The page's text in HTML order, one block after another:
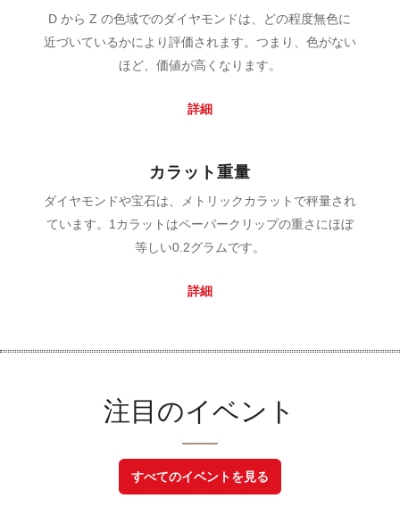
D から Z の色域でのダイヤモンドは、どの程度無色に
近づいているかにより評価されます。つまり、色がない
ほど、価値が高くなります。
詳細
カラット重量
ダイヤモンドや宝石は、メトリックカラットで秤量され
ています。1カラットはペーパークリップの重さにほぼ
等しい0.2グラムです。
詳細
注目のイベント
すべてのイベントを見る